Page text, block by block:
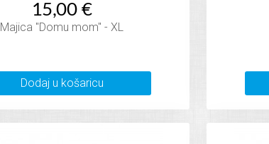
15,00 €
Majica "Domu mom" - XL
Dodaj u košaricu